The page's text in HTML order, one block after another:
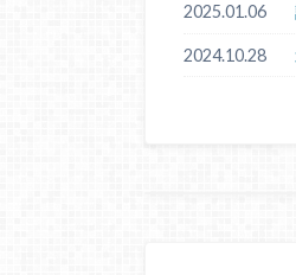
2025.01.06
2024.10.28